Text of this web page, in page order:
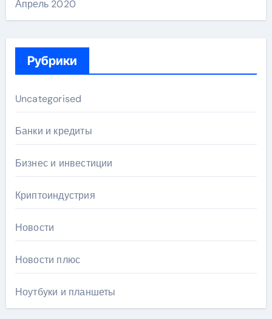
Апрель 2020
Рубрики
Uncategorised
Банки и кредиты
Бизнес и инвестиции
Криптоиндустрия
Новости
Новости плюс
Ноутбуки и планшеты